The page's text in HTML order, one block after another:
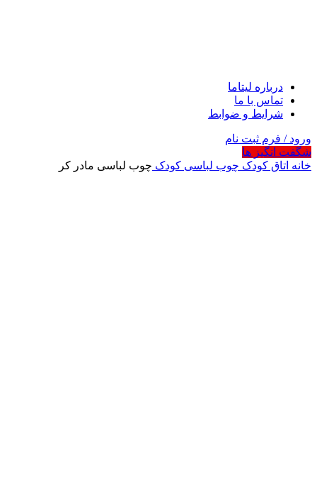
درباره لیتاما
تماس با ما
شرایط و ضوابط
ورود / فرم ثبت نام
شگفت انگیز ها
خانه اتاق کودک چوب لباسی کودک چوب لباسی مادر کر